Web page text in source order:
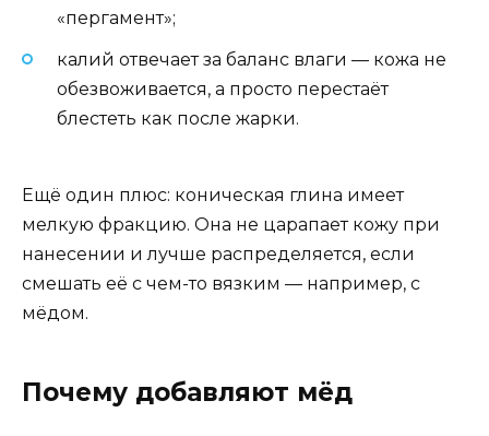
«пергамент»;
калий отвечает за баланс влаги — кожа не
обезвоживается, а просто перестаёт
блестеть как после жарки.
Ещё один плюс: коническая глина имеет
мелкую фракцию. Она не царапает кожу при
нанесении и лучше распределяется, если
смешать её с чем-то вязким — например, с
мёдом.
Почему добавляют мёд